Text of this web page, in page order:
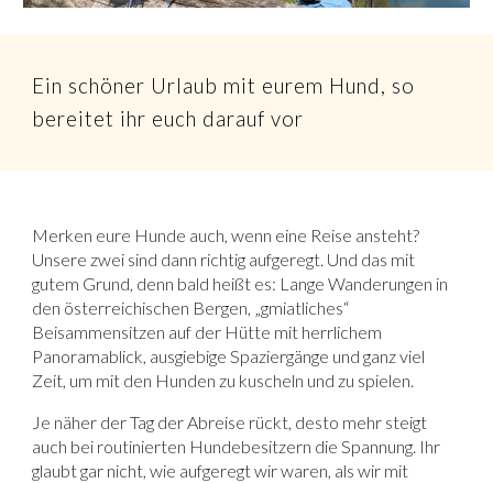
Ein schöner Urlaub mit eurem Hund, so
bereitet ihr euch darauf vor
Merken eure Hunde auch, wenn eine Reise ansteht?
Unsere zwei sind dann richtig aufgeregt. Und das mit
gutem Grund, denn bald heißt es: Lange Wanderungen in
den österreichischen Bergen, „gmiatliches“
Beisammensitzen auf der Hütte mit herrlichem
Panoramablick, ausgiebige Spaziergänge und ganz viel
Zeit, um mit den Hunden zu kuscheln und zu spielen.
Je näher der Tag der Abreise rückt, desto mehr steigt
auch bei routinierten Hundebesitzern die Spannung. Ihr
glaubt gar nicht, wie aufgeregt wir waren, als wir mit